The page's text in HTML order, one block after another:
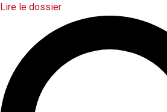
Lire le dossier